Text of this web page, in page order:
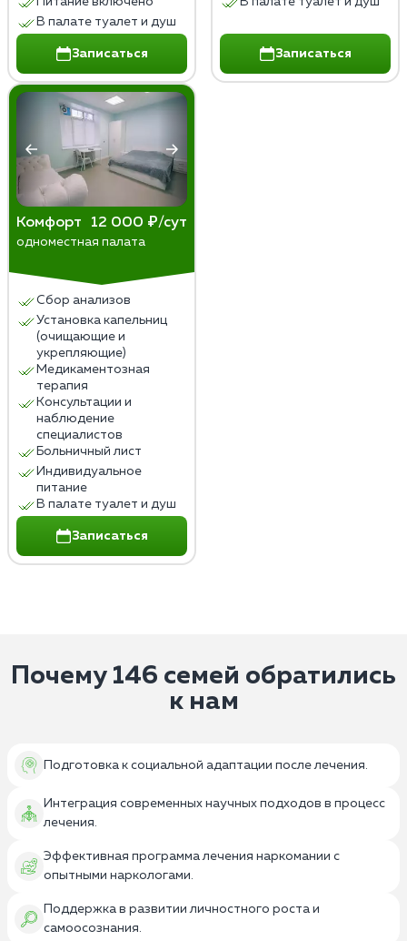
В палате туалет и душ
Записаться Записаться
Комфорт 12 000 ₽/сут
одноместная палата
Сбор анализов
Установка капельниц
(очищающие и
укрепляющие)
Медикаментозная
терапия
Консультации и
наблюдение
специалистов
Больничный лист
Индивидуальное
питание
В палате туалет и душ
Записаться
Почему 146 семей обратились
к нам
Подготовка к социальной адаптации после лечения.
Интеграция современных научных подходов в процесс
лечения.
Эффективная программа лечения наркомании с
опытными наркологами.
Поддержка в развитии личностного роста и
самоосознания.